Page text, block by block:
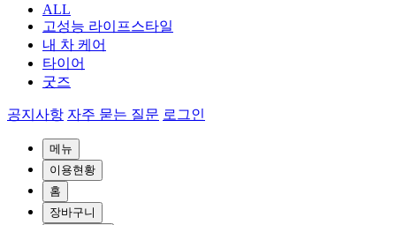
ALL
고성능 라이프스타일
내 차 케어
타이어
굿즈
공지사항 자주 묻는 질문 로그인
메뉴
이용현황
홈
장바구니